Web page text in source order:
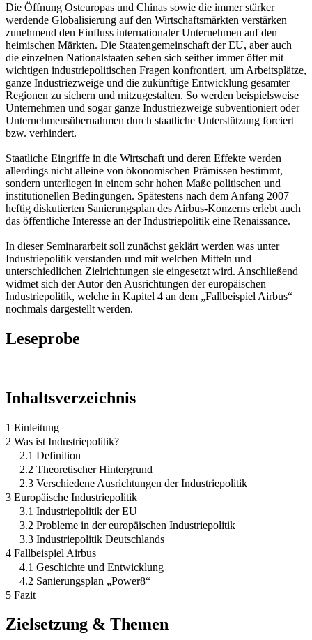
Die Öffnung Osteuropas und Chinas sowie die immer stärker
werdende Globalisierung auf den Wirtschaftsmärkten verstärken
zunehmend den Einfluss internationaler Unternehmen auf den
heimischen Märkten. Die Staatengemeinschaft der EU, aber auch
die einzelnen Nationalstaaten sehen sich seither immer öfter mit
wichtigen industriepolitischen Fragen konfrontiert, um Arbeitsplätze,
ganze Industriezweige und die zukünftige Entwicklung gesamter
Regionen zu sichern und mitzugestalten. So werden beispielsweise
Unternehmen und sogar ganze Industriezweige subventioniert oder
Unternehmensübernahmen durch staatliche Unterstützung forciert
bzw. verhindert.
Staatliche Eingriffe in die Wirtschaft und deren Effekte werden
allerdings nicht alleine von ökonomischen Prämissen bestimmt,
sondern unterliegen in einem sehr hohen Maße politischen und
institutionellen Bedingungen. Spätestens nach dem Anfang 2007
heftig diskutierten Sanierungsplan des Airbus-Konzerns erlebt auch
das öffentliche Interesse an der Industriepolitik eine Renaissance.
In dieser Seminararbeit soll zunächst geklärt werden was unter
Industriepolitik verstanden und mit welchen Mitteln und
unterschiedlichen Zielrichtungen sie eingesetzt wird. Anschließend
widmet sich der Autor den Ausrichtungen der europäischen
Industriepolitik, welche in Kapitel 4 an dem „Fallbeispiel Airbus“
nochmals dargestellt werden.
Leseprobe
Inhaltsverzeichnis
1 Einleitung
2 Was ist Industriepolitik?
2.1 Definition
2.2 Theoretischer Hintergrund
2.3 Verschiedene Ausrichtungen der Industriepolitik
3 Europäische Industriepolitik
3.1 Industriepolitik der EU
3.2 Probleme in der europäischen Industriepolitik
3.3 Industriepolitik Deutschlands
4 Fallbeispiel Airbus
4.1 Geschichte und Entwicklung
4.2 Sanierungsplan „Power8“
5 Fazit
Zielsetzung & Themen